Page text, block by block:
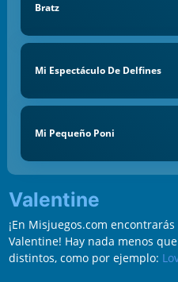
Bratz
Mi Espectáculo De Delfines
Mi Pequeño Poni
Valentine
¡En Misjuegos.com
Valentine! Hay nada menos
distintos, como por ejemplo: